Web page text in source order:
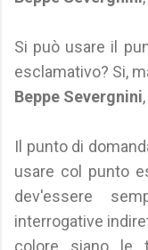
Si può usare il
esclamativo? Si,
Beppe Severgnini
Il punto di
usare col punto
dev'essere
interrogative
colore siano le